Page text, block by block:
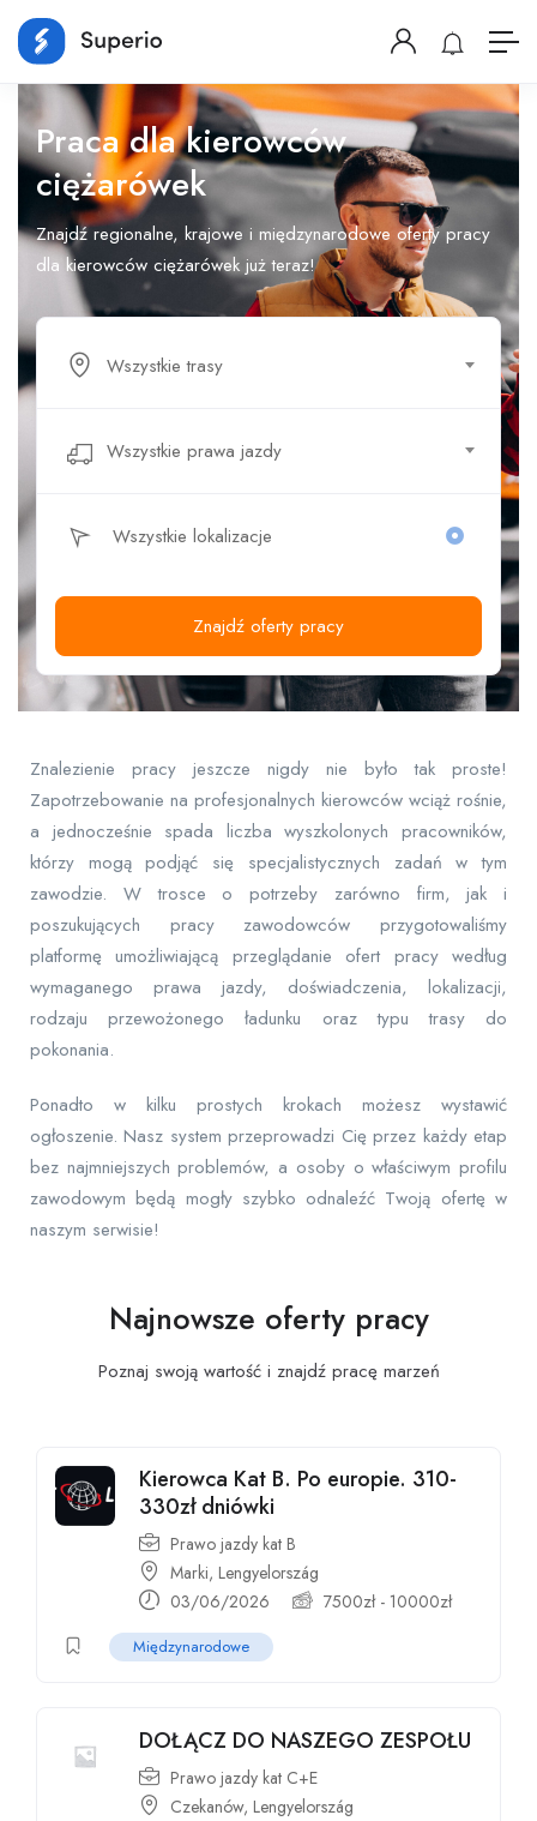
Praca dla kierowców
ciężarówek
Znajdź regionalne, krajowe i międzynarodowe oferty pracy
dla kierowców ciężarówek już teraz!
Wszystkie trasy
Wszystkie prawa jazdy
Znajdź oferty pracy
Znalezienie pracy jeszcze nigdy nie było tak proste!
Zapotrzebowanie na profesjonalnych kierowców wciąż rośnie,
a jednocześnie spada liczba wyszkolonych pracowników,
którzy mogą podjąć się specjalistycznych zadań w tym
zawodzie. W trosce o potrzeby zarówno firm, jak i
poszukujących pracy zawodowców przygotowaliśmy
platformę umożliwiającą przeglądanie ofert pracy według
wymaganego prawa jazdy, doświadczenia, lokalizacji,
rodzaju przewożonego ładunku oraz typu trasy do
pokonania.
Ponadto w kilku prostych krokach możesz wystawić
ogłoszenie. Nasz system przeprowadzi Cię przez każdy etap
bez najmniejszych problemów, a osoby o właściwym profilu
zawodowym będą mogły szybko odnaleźć Twoją ofertę w
naszym serwisie!
Najnowsze oferty pracy
Poznaj swoją wartość i znajdź pracę marzeń
Kierowca Kat B. Po europie. 310-
330zł dniówki
Prawo jazdy kat B
Marki, Lengyelország
03/06/2026
7500zł- 10000zł
Międzynarodowe
DOŁĄCZ DO NASZEGO ZESPOŁU
Prawo jazdy kat C+E
Czekanów, Lengyelország